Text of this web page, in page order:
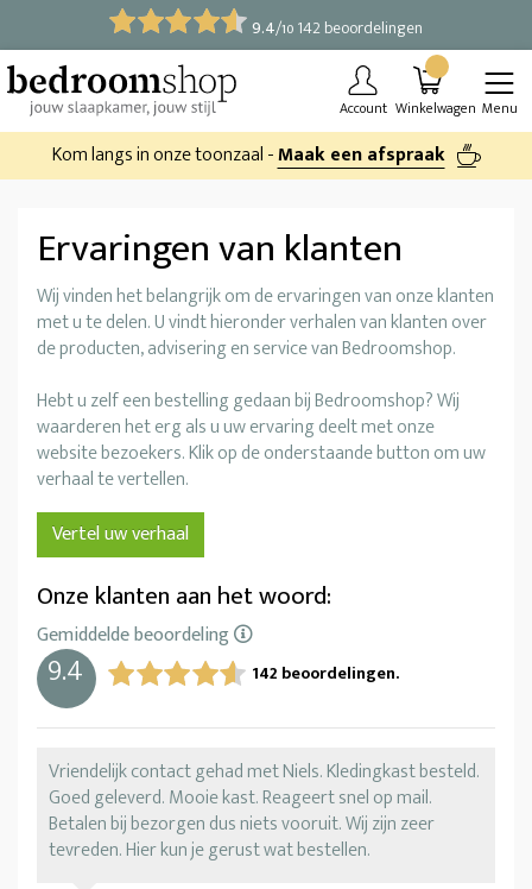
9.4/10 142 beoordelingen
Account Winkelwagen Menu
Kom langs in onze toonzaal -Maak een afspraak
Ervaringen van klanten
Wij vinden het belangrijk om de ervaringen van onze klanten
met u te delen. U vindt hieronder verhalen van klanten over
de producten, advisering en service van Bedroomshop.
Hebt u zelf een bestelling gedaan bij Bedroomshop? Wij
waarderen het erg als u uw ervaring deelt met onze
website bezoekers. Klik op de onderstaande button om uw
verhaal te vertellen.
Vertel uw verhaal
Onze klanten aan het woord:
Gemiddelde beoordeling
9.4 142 beoordelingen.
Verdeling van beoordelingen
12
6
1
4
Vriendelijk contact gehad met Niels. Kledingkast besteld.
Goed geleverd. Mooie kast. Reageert snel op mail.
Betalen bij bezorgen dus niets vooruit. Wij zijn zeer
tevreden. Hier kun je gerust wat bestellen.